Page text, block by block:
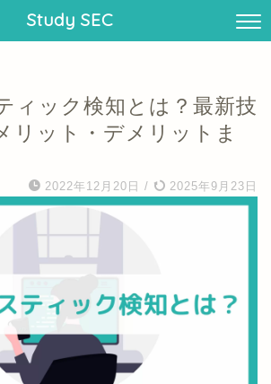
Study SEC
ィック検知とは？最新技
リット・デメリットま
2022年12月20日 / 2025年9月23日